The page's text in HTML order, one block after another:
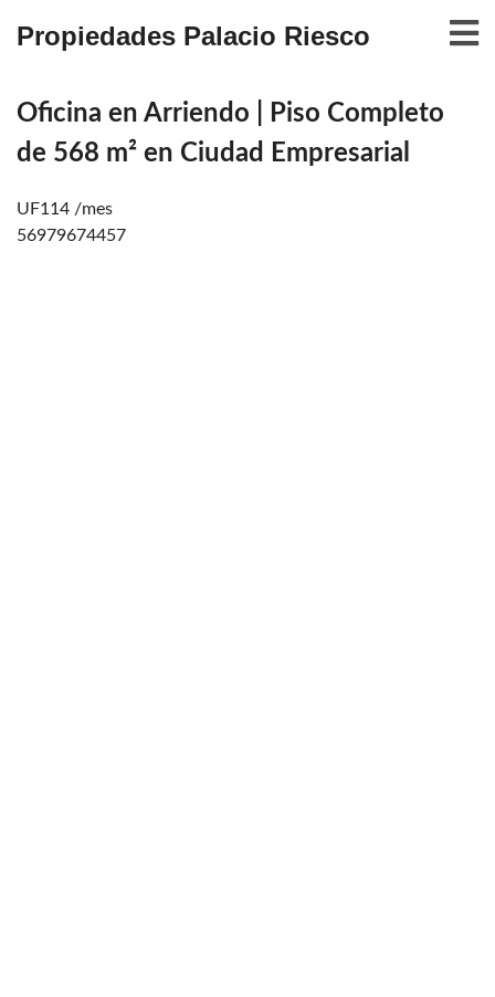
Propiedades Palacio Riesco
Oficina en Arriendo | Piso Completo
de 568 m² en Ciudad Empresarial
UF114 /mes
56979674457